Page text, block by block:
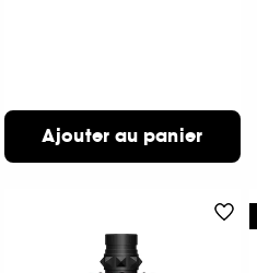
Ajouter au panier